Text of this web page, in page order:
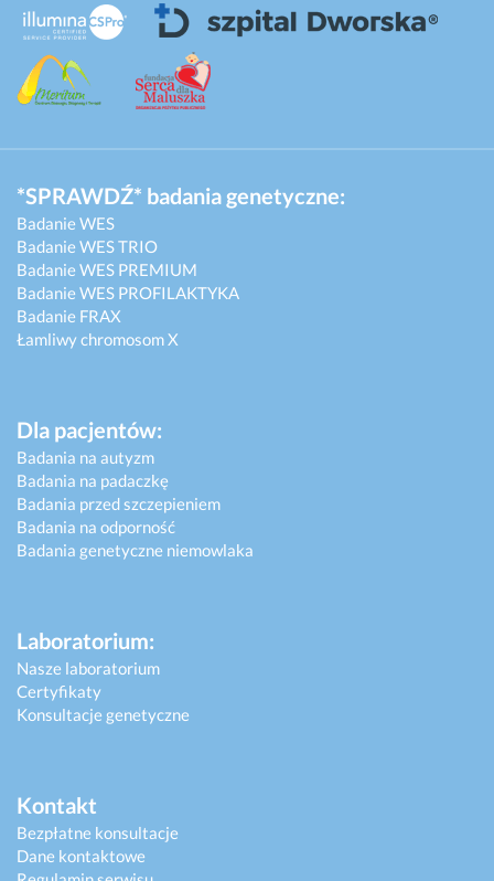
*SPRAWDŹ* badania genetyczne:
Badanie WES
Badanie WES TRIO
Badanie WES PREMIUM
Badanie WES PROFILAKTYKA
Badanie FRAX
Łamliwy chromosom X
Dla pacjentów:
Badania na autyzm
Badania na padaczkę
Badania przed szczepieniem
Badania na odporność
Badania genetyczne niemowlaka
Laboratorium:
Nasze laboratorium
Certyfikaty
Konsultacje genetyczne
Kontakt
Bezpłatne konsultacje
Dane kontaktowe